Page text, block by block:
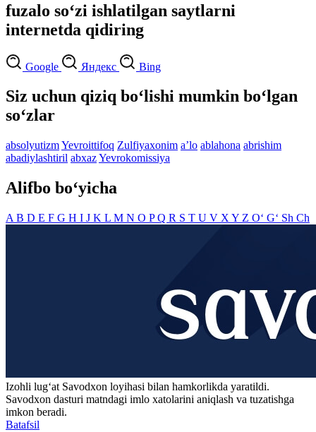
fuzalo so‘zi ishlatilgan saytlarni
internetda qidiring
Google Яндекс Bing
Siz uchun qiziq bo‘lishi mumkin bo‘lgan
so‘zlar
absolyutizmYevroittifoq Zulfiyaxonim aʼlo ablahona abrishim
abadiylashtiril abxazYevrokomissiya
Alifbo bo‘yicha
A B D E F G H I J K L M N O PQ R S T U V X Y Z O‘ G‘ Sh Ch
Izohli lugʻat Savodxon loyihasi bilan hamkorlikda yaratildi.
Savodxon dasturi matndagi imlo xatolarini aniqlash va tuzatishga
imkon beradi.
Batafsil